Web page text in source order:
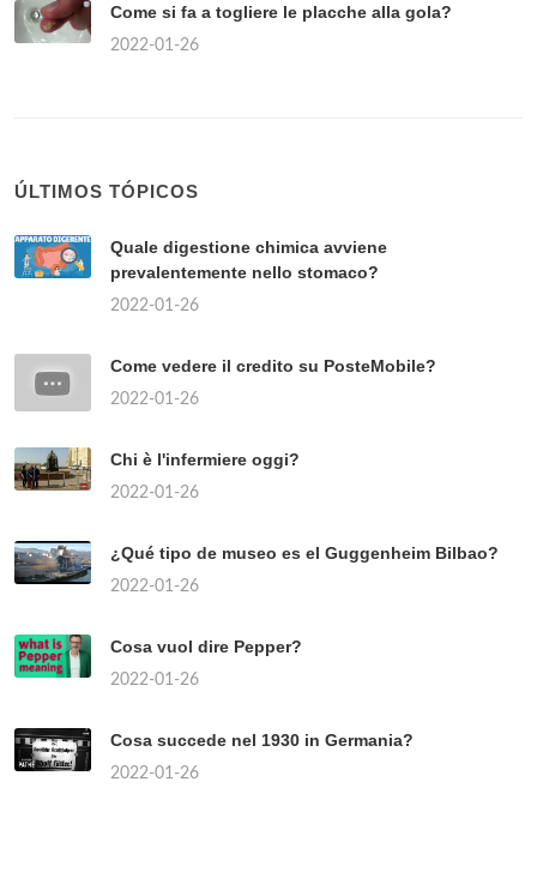
Come si fa a togliere le placche alla gola?
2022-01-26
ÚLTIMOS TÓPICOS
Quale digestione chimica avviene
prevalentemente nello stomaco?
2022-01-26
Come vedere il credito su PosteMobile?
2022-01-26
Chi è l'infermiere oggi?
2022-01-26
¿Qué tipo de museo es el Guggenheim Bilbao?
2022-01-26
Cosa vuol dire Pepper?
2022-01-26
Cosa succede nel 1930 in Germania?
2022-01-26